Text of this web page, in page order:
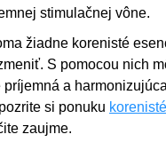
stimulačnej vône.
žiadne korenisté
S pomocou nich
príjemná a
si ponuku
zaujme.